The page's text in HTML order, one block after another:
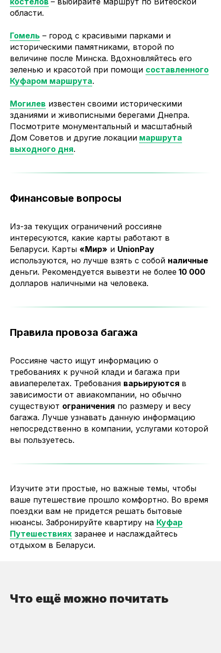
области.
Гомель – город с красивыми парками и
историческими памятниками, второй по
величине после Минска. Вдохновляйтесь его
зеленью и красотой при помощи составленного
Куфаром маршрута.
Могилев известен своими историческими
зданиями и живописными берегами Днепра.
Посмотрите монументальный и масштабный
Дом Советов и другие локации маршрута
выходного дня.
Финансовые вопросы
Из-за текущих ограничений россияне
интересуются, какие карты работают в
Беларуси. Карты «Мир» и UnionPay
используются, но лучше взять с собой наличные
деньги. Рекомендуется вывезти не более 10 000
долларов наличными на человека.
Правила провоза багажа
Россияне часто ищут информацию о
требованиях к ручной клади и багажа при
авиаперелетах. Требования варьируются в
зависимости от авиакомпании, но обычно
существуют ограничения по размеру и весу
багажа. Лучше узнавать данную информацию
непосредственно в компании, услугами которой
вы пользуетесь.
Изучите эти простые, но важные темы, чтобы
ваше путешествие прошло комфортно. Во время
поездки вам не придется решать бытовые
нюансы. Забронируйте квартиру на Куфар
Путешествиях заранее и наслаждайтесь
отдыхом в Беларуси.
Что ещё можно почитать